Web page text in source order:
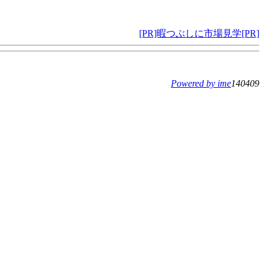
[PR]暇つぶしに市場見学[PR]
Powered by ime140409